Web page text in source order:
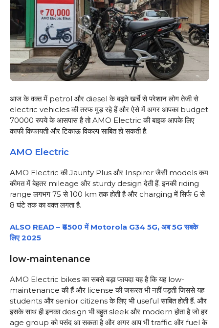
आज के वक्त में petrol और diesel के बढ़ते खर्चे से परेशान लोग तेजी से
electric vehicles की तरफ मुड़ रहे हैं और ऐसे में अगर आपका budget
70000 रुपये के आसपास है तो AMO Electric की बाइक आपके लिए
काफी किफायती और टिकाऊ विकल्प साबित हो सकती है.
AMO Electric
AMO Electric की Jaunty Plus और Inspirer जैसी models कम
कीमत में बेहतर mileage और sturdy design देती हैं. इनकी riding
range लगभग 75 से 100 km तक होती है और charging में सिर्फ 6 से
8 घंटे तक का वक्त लगता है.
ALSO READ – ₹6500 में Motorola G34 5G, अब 5G सबके
लिए 2025
low-maintenance
AMO Electric bikes का सबसे बड़ा फायदा यह है कि यह low-
maintenance की हैं और license की जरूरत भी नहीं पड़ती जिससे यह
students और senior citizens के लिए भी useful साबित होती हैं. और
इसके साथ ही इनका design भी बहुत sleek और modern होता है जो हर
age group को पसंद आ सकता है और अगर आप भी traffic और fuel के